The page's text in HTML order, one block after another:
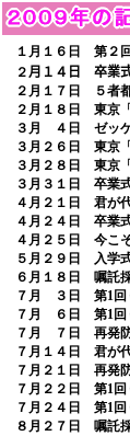
１月１６日 第２
２月１４ 日 卒業
２月１７日 ５者
２月１８日 東京
３月 ４日 ゼッケ
３月２６日 東京
３月２８日 東京
３月３１日 卒業
４月２１日 君が
４月２４日 卒業
４月２５日 今こ
５月２９日 入学
６月１８日 嘱託
７月 ３日 第1回
７月 ６日 第1回
７月 ７日 再発防
７月１４日 君が
７月２１日 再発
７月２２日 第1回
７月２４日 第1回
８月２７日 嘱託